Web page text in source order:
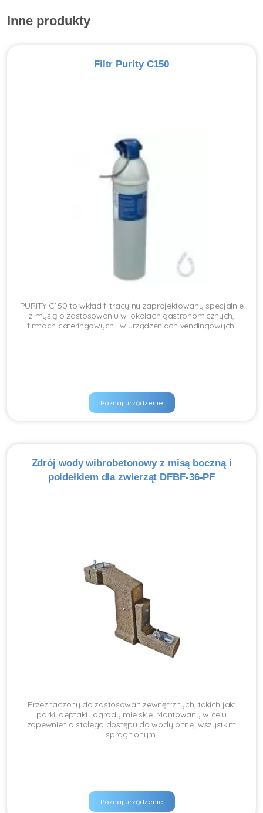
Inne produkty
Filtr Purity C150
PURITY C150 to wkład filtracyjny zaprojektowany specjalnie
z myślą o zastosowaniu w lokalach gastronomicznych,
firmach cateringowych i w urządzeniach vendingowych.
Poznaj urządzenie
Zdrój wody wibrobetonowy z misą boczną i
poidełkiem dla zwierząt DFBF-36-PF
Przeznaczony do zastosowań zewnętrznych, takich jak:
parki, deptaki i ogrody miejskie. Montowany w celu
zapewnienia stałego dostępu do wody pitnej wszystkim
spragnionym.
Poznaj urządzenie